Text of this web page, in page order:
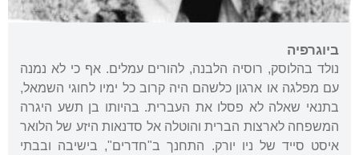
ביוגרפיה
נולד בהלוסק, רוסיה הלבנה, להורים עמלים. אף כי לא נמנה
עם מפלגה או ארגון כלשהם היה קרוב כל ימיו לחוגי השמאל,
בתנאי שאלה לא פסלו את העברית. בהיותו בן תשע היגרה
המשפחה לארצות הברית והוטלה אל סדנאות היזע של הלואר
איסט סייד של ניו יורק. התחנך ב"חדרים", בישיבה ובבתי